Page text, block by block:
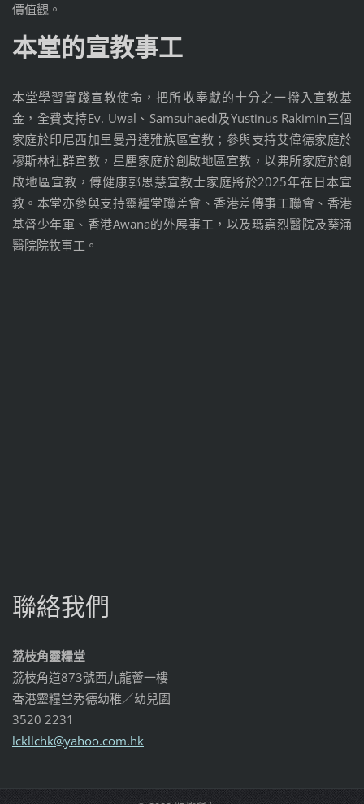
價值觀。
本堂的宣教事工
本堂學習實踐宣教使命，把所收奉獻的十分之一撥入宣教基
金，全費支持Ev. Uwal、Samsuhaedi及Yustinus Rakimin三個
家庭於印尼西加里曼丹達雅族區宣教；參與支持艾偉德家庭於
穆斯林社群宣教，星塵家庭於創啟地區宣教，以弗所家庭於創
啟地區宣教，傅健康郭思慧宣教士家庭將於2025年在日本宣
教。本堂亦參與支持靈糧堂聯差會、香港差傳事工聯會、香港
基督少年軍、香港Awana的外展事工，以及瑪嘉烈醫院及葵涌
醫院院牧事工。
聯絡我們
荔枝角靈糧堂
荔枝角道873號西九龍薈一樓
香港靈糧堂秀德幼稚／幼兒園
3520 2231
lckllchk@yahoo.com.hk